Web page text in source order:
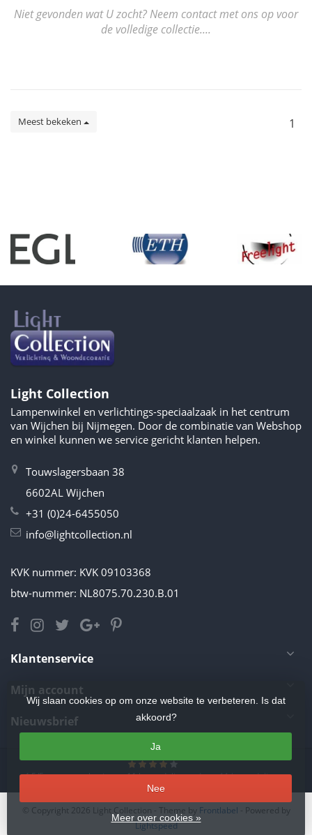
Niet gevonden wat U zocht? Neem contact met ons op voor
de volledige collectie....
Meest bekeken 1
Light Collection
Lampenwinkel en verlichtings-speciaalzaak in het centrum
van Wijchen bij Nijmegen. Door de combinatie van Webshop
en winkel kunnen we service gericht klanten helpen.
Touwslagersbaan 38
6602AL Wijchen
+31 (0)24-6455050
info@lightcollection.nl
KVK nummer: KVK 09103368
btw-nummer: NL8075.70.230.B.01
Klantenservice
Mijn account
Nieuwsbrief
4.5/5sterren op basis van11beoordelingen.Lees 11 beoordelingen
Wij slaan cookies op om onze website te verbeteren. Is dat
akkoord?
Ja
Nee
Meer over cookies »
© Copyright 2026 Light Collection - Theme by Frontlabel - Powered by
Lightspeed